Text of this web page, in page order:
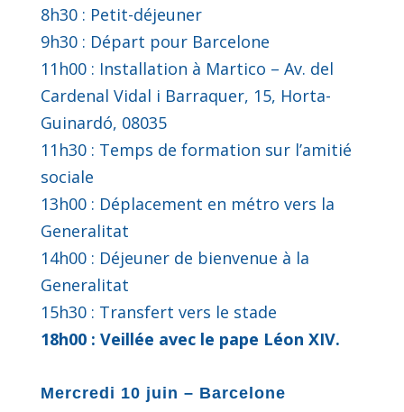
8h30 : Petit-déjeuner
9h30 : Départ pour Barcelone
11h00 : Installation à Martico – Av. del
Cardenal Vidal i Barraquer, 15, Horta-
Guinardó, 08035
11h30 : Temps de formation sur l’amitié
sociale
13h00 : Déplacement en métro vers la
Generalitat
14h00 : Déjeuner de bienvenue à la
Generalitat
15h30 : Transfert vers le stade
18h00 : Veillée avec le pape Léon XIV.
Mercredi 10 juin – Barcelone